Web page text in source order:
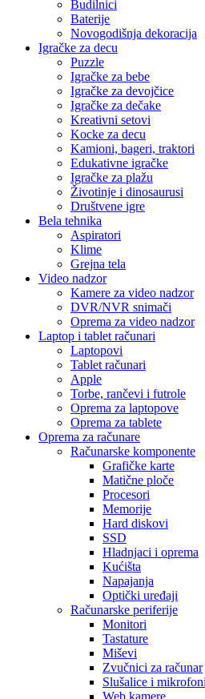
Budilnici
Baterije
Novogodišnja dekoracija
Igračke za decu
Puzzle
Igračke za bebe
Igračke za devojčice
Igračke za dečake
Kreativni setovi
Kocke za decu
Kamioni, bageri, traktori
Edukativne igračke
Igračke za plažu
Životinje i dinosaurusi
Društvene igre
Bela tehnika
Aspiratori
Klime
Grejna tela
Video nadzor
Kamere za video nadzor
DVR/NVR snimači
Oprema za video nadzor
Laptop i tablet računari
Laptopovi
Tablet računari
Apple
Torbe, rančevi i futrole
Oprema za laptopove
Oprema za tablete
Oprema za računare
Računarske komponente
Grafičke karte
Matične ploče
Procesori
Memorije
Hard diskovi
SSD
Hladnjaci i oprema
Kućišta
Napajanja
Optički uređaji
Računarske periferije
Monitori
Tastature
Miševi
Zvučnici za računar
Slušalice i mikrofoni
Web kamere